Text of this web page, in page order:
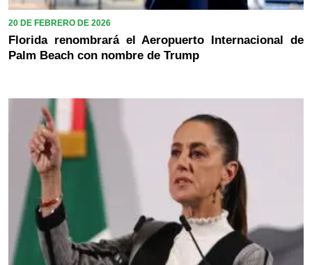
20 DE FEBRERO DE 2026
Florida renombrará el Aeropuerto Internacional de
Palm Beach con nombre de Trump